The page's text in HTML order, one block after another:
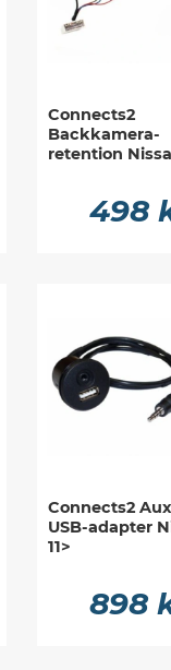
Connects2
Backkamera-
retention
498
Connects2
USB-adapter
11>
898